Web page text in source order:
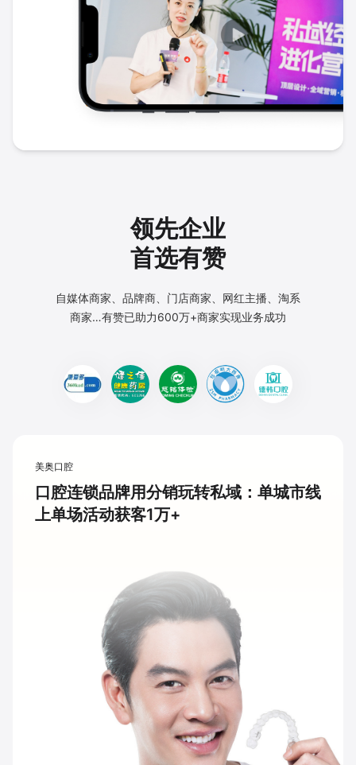
领先企业
首选有赞
自媒体商家、品牌商、门店商家、网红主播、淘系
商家…有赞已助力600万+商家实现业务成功
美奥口腔
口腔连锁品牌用分销玩转私域：单城市线
上单场活动获客1万+